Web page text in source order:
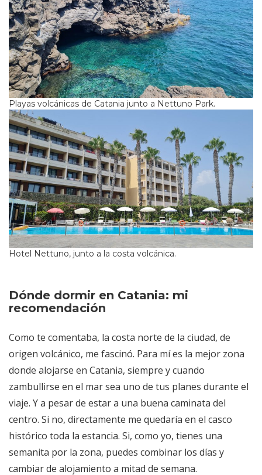
Playas volcánicas de Catania junto a Nettuno Park.
Hotel Nettuno, junto a la costa volcánica.
Dónde dormir en Catania: mi
recomendación
Como te comentaba, la costa norte de la ciudad, de
origen volcánico, me fascinó. Para mí es la mejor zona
donde alojarse en Catania, siempre y cuando
zambullirse en el mar sea uno de tus planes durante el
viaje. Y a pesar de estar a una buena caminata del
centro. Si no, directamente me quedaría en el casco
histórico toda la estancia. Si, como yo, tienes una
semanita por la zona, puedes combinar los días y
cambiar de alojamiento a mitad de semana.